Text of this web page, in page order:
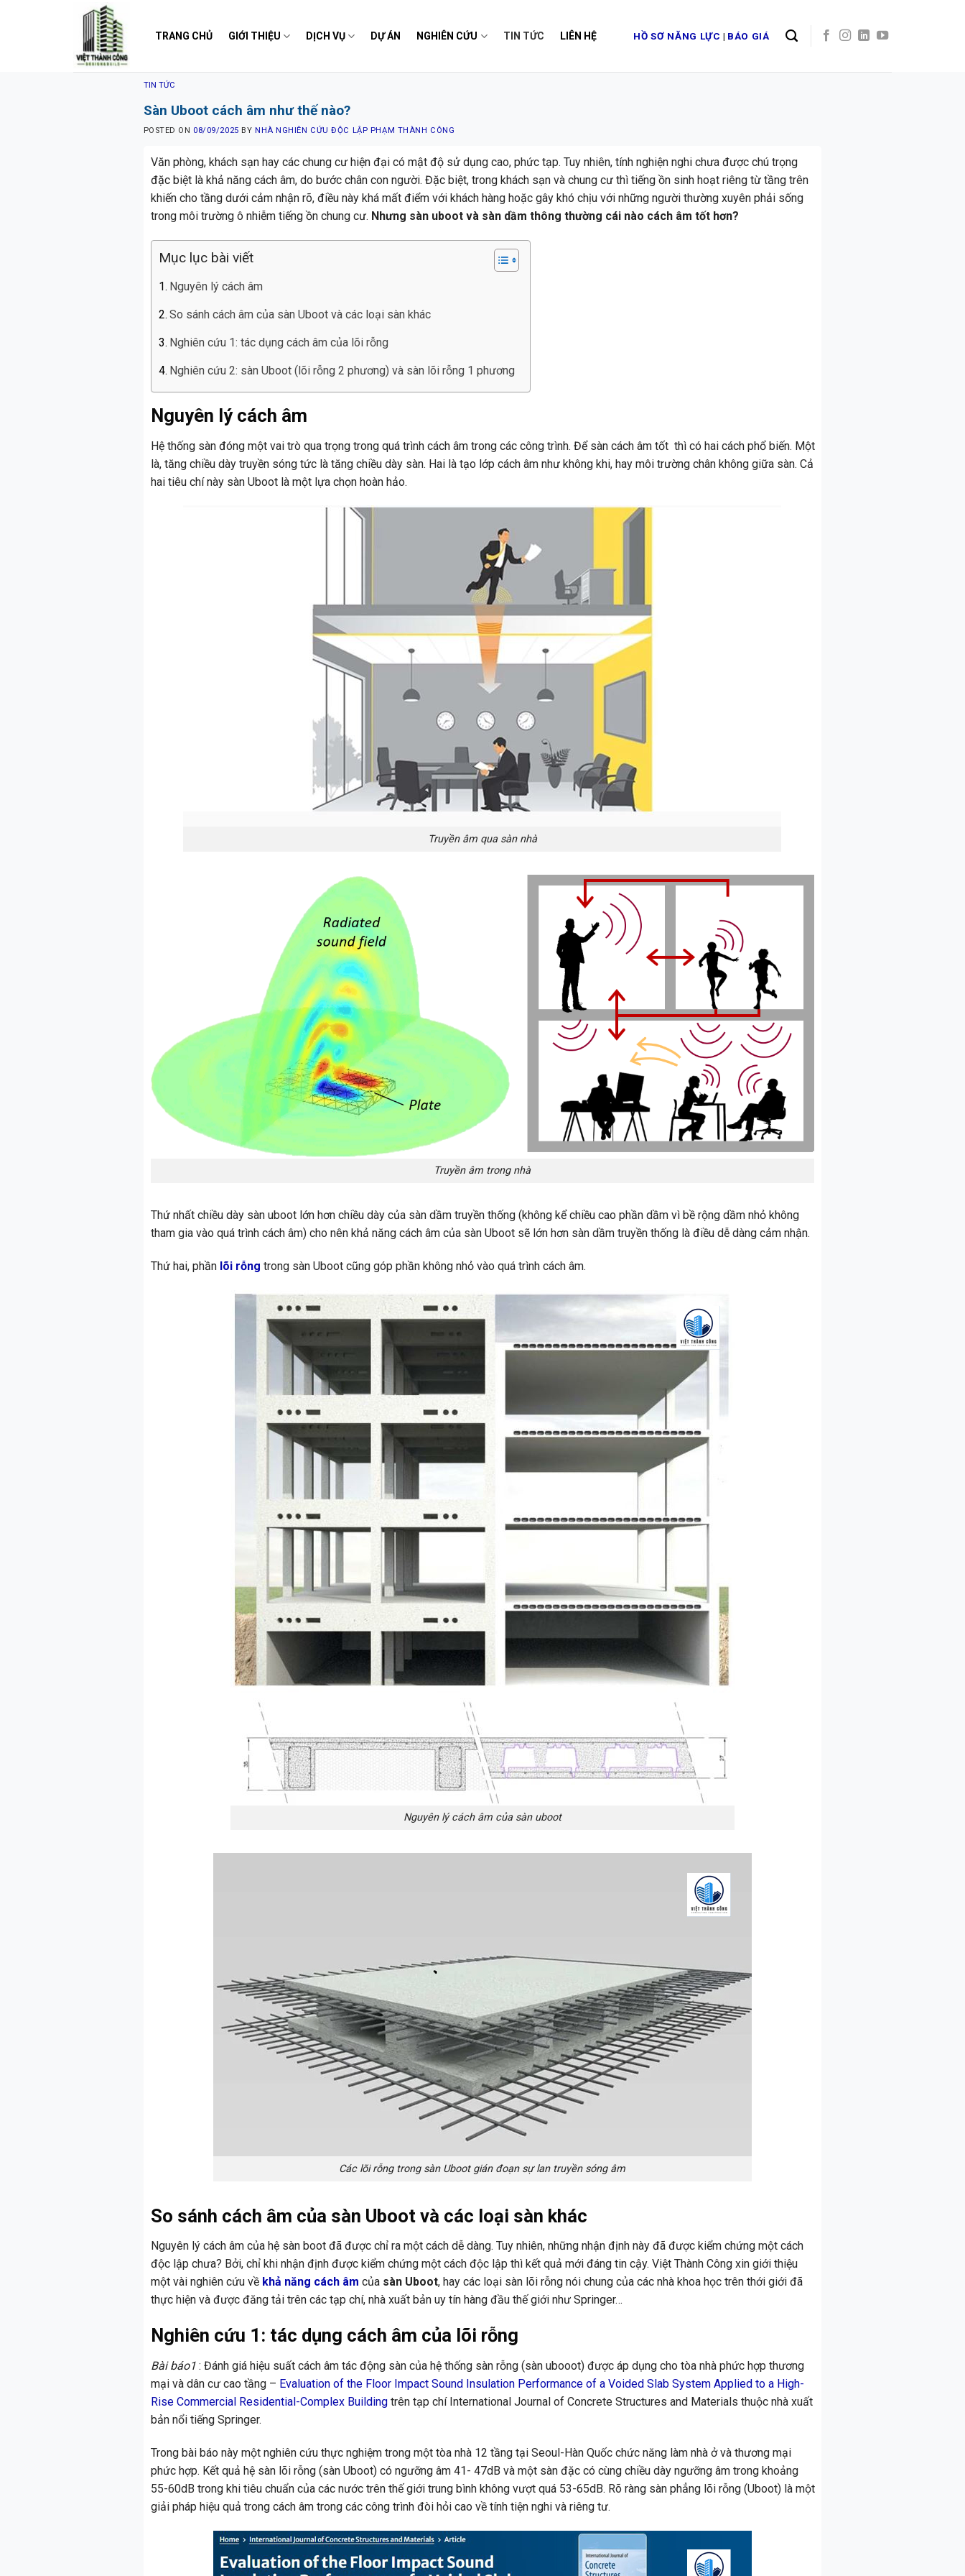
TRANG CHỦ GIỚI THIỆU DỊCH VỤ DỰ ÁN NGHIÊN CỨU TIN TỨC LIÊN HỆ HỒ SƠ NĂNG LỰC | BÁO GIÁ
TIN TỨC
Sàn Uboot cách âm như thế nào?
POSTED ON 08/09/2025 BY NHÀ NGHIÊN CỨU ĐỘC LẬP PHẠM THÀNH CÔNG
Văn phòng, khách sạn hay các chung cư hiện đại có mật độ sử dụng cao, phức tạp. Tuy nhiên, tính nghiện nghi chưa được chú trọng
đặc biệt là khả năng cách âm, do bước chân con người. Đặc biệt, trong khách sạn và chung cư thì tiếng ồn sinh hoạt riêng từ tầng trên
khiến cho tầng dưới cảm nhận rõ, điều này khá mất điểm với khách hàng hoặc gây khó chịu với những người thường xuyên phải sống
trong môi trường ô nhiễm tiếng ồn chung cư. Nhưng sàn uboot và sàn dầm thông thường cái nào cách âm tốt hơn?
Mục lục bài viết
Nguyên lý cách âm
So sánh cách âm của sàn Uboot và các loại sàn khác
Nghiên cứu 1: tác dụng cách âm của lõi rỗng
Nghiên cứu 2: sàn Uboot (lõi rỗng 2 phương) và sàn lõi rỗng 1 phương
Nguyên lý cách âm
Hệ thống sàn đóng một vai trò qua trọng trong quá trình cách âm trong các công trình. Để sàn cách âm tốt thì có hai cách phổ biến. Một
là, tăng chiều dày truyền sóng tức là tăng chiều dày sàn. Hai là tạo lớp cách âm như không khi, hay môi trường chân không giữa sàn. Cả
hai tiêu chí này sàn Uboot là một lựa chọn hoàn hảo.
Truyền âm qua sàn nhà
Truyền âm trong nhà
Thứ nhất chiều dày sàn uboot lớn hơn chiều dày của sàn dầm truyền thống (không kể chiều cao phần dầm vì bề rộng dầm nhỏ không
tham gia vào quá trình cách âm) cho nên khả năng cách âm của sàn Uboot sẽ lớn hơn sàn dầm truyền thống là điều dễ dàng cảm nhận.
Thứ hai, phần lõi rỗng trong sàn Uboot cũng góp phần không nhỏ vào quá trình cách âm.
Nguyên lý cách âm của sàn uboot
Các lõi rỗng trong sàn Uboot gián đoạn sự lan truyền sóng âm
So sánh cách âm của sàn Uboot và các loại sàn khác
Nguyên lý cách âm của hệ sàn boot đã được chỉ ra một cách dễ dàng. Tuy nhiên, những nhận định này đã được kiểm chứng một cách
độc lập chưa? Bởi, chỉ khi nhận định được kiểm chứng một cách độc lập thì kết quả mới đáng tin cậy. Việt Thành Công xin giới thiệu
một vài nghiên cứu về khả năng cách âm củasàn Uboot, hay các loại sàn lõi rỗng nói chung của các nhà khoa học trên thới giới đã
thực hiện và được đăng tải trên các tạp chí, nhà xuất bản uy tín hàng đầu thế giới như Springer…
Nghiên cứu 1: tác dụng cách âm của lõi rỗng
Bài báo1 : Đánh giá hiệu suất cách âm tác động sàn của hệ thống sàn rỗng (sàn ubooot) được áp dụng cho tòa nhà phức hợp thương
mại và dân cư cao tầng – Evaluation of the Floor Impact Sound Insulation Performance of a Voided Slab System Applied to a High-
Rise Commercial Residential-Complex Buildingtrên tạp chí International Journal of Concrete Structures and Materials thuộc nhà xuất
bản nổi tiếng Springer.
Trong bài báo này một nghiên cứu thực nghiệm trong một tòa nhà 12 tầng tại Seoul-Hàn Quốc chức năng làm nhà ở và thương mại
phức hợp. Kết quả hệ sàn lõi rỗng (sàn Uboot) có ngưỡng âm 41- 47dB và một sàn đặc có cùng chiều dày ngưỡng âm trong khoảng
55-60dB trong khi tiêu chuẩn của các nước trên thế giới trung bình không vượt quá 53-65dB. Rõ ràng sàn phẳng lõi rỗng (Uboot) là một
giải pháp hiệu quả trong cách âm trong các công trình đòi hỏi cao về tính tiện nghi và riêng tư.